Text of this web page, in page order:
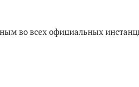
во всех официальных